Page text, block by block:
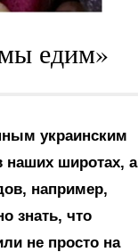
едим»
украинским
наших широтах, а
например,
знать, что
не просто на